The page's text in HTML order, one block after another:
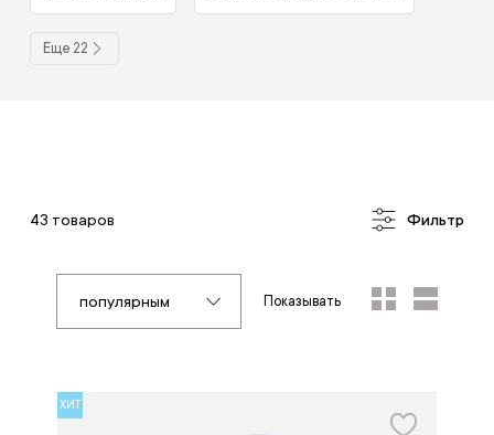
Еще 22
43 товаров Фильтр
популярным Показывать
ХИТ